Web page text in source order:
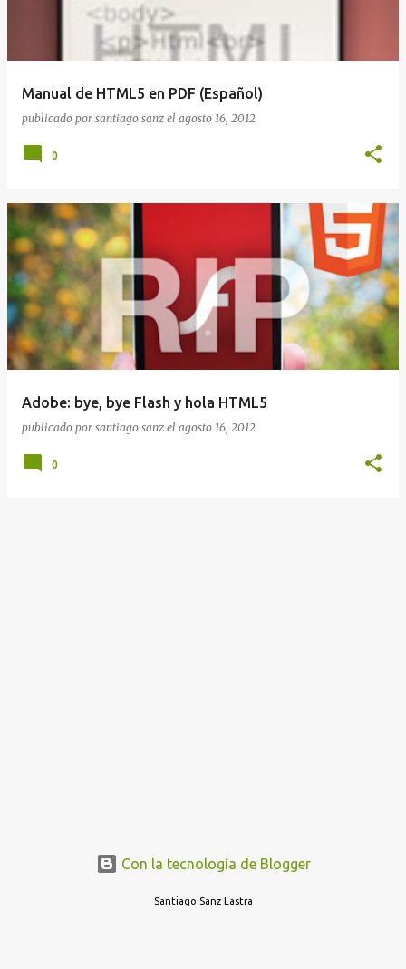
Manual de HTML5 en PDF (Español)
publicado por santiago sanz el agosto 16, 2012
0
Adobe: bye, bye Flash y hola HTML5
publicado por santiago sanz el agosto 16, 2012
0
Con la tecnología de Blogger
Santiago Sanz Lastra